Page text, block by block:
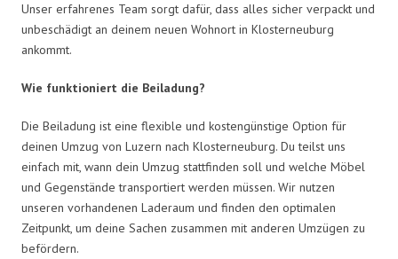
Unser erfahrenes Team sorgt dafür, dass alles sicher verpackt und
unbeschädigt an deinem neuen Wohnort in Klosterneuburg
ankommt.
Wie funktioniert die Beiladung?
Die Beiladung ist eine flexible und kostengünstige Option für
deinen Umzug von Luzern nach Klosterneuburg. Du teilst uns
einfach mit, wann dein Umzug stattfinden soll und welche Möbel
und Gegenstände transportiert werden müssen. Wir nutzen
unseren vorhandenen Laderaum und finden den optimalen
Zeitpunkt, um deine Sachen zusammen mit anderen Umzügen zu
befördern.